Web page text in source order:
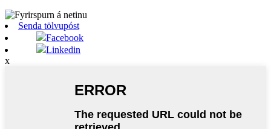
Senda tölvupóst
Facebook
Linkedin
x